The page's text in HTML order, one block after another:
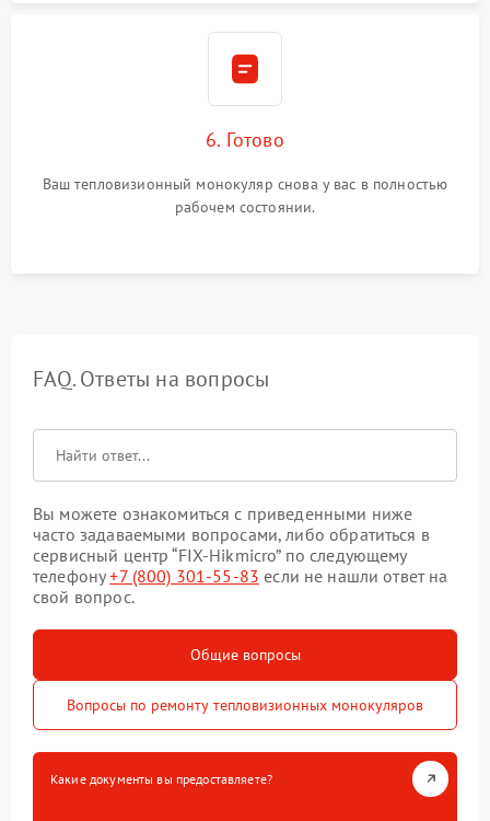
6. Готово
Ваш тепловизионный монокуляр снова у вас в полностью
рабочем состоянии.
FAQ. Ответы на вопросы
Вы можете ознакомиться с приведенными ниже
часто задаваемыми вопросами, либо обратиться в
сервисный центр “FIX-Hikmicro” по следующему
телефону+7 (800) 301-55-83 если не нашли ответ на
свой вопрос.
Общие вопросы
Вопросы по ремонту тепловизионных монокуляров
Какие документы вы предоставляете?